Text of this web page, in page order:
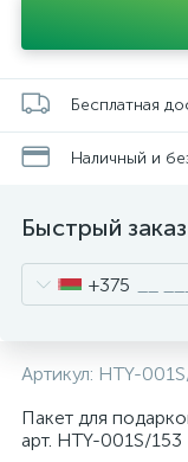
Бесплатная
Наличный и
Быстрый заказ
+375
Артикул: HTY-
Пакет для
арт. HTY-001S/153